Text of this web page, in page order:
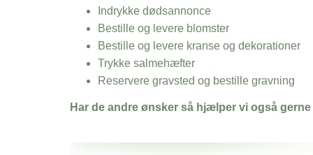
Indrykke dødsannonce
Bestille og levere blomster
Bestille og levere kranse og dekorationer
Trykke salmehæfter
Reservere gravsted og bestille gravning
Har de andre ønsker så hjælper vi også gerne